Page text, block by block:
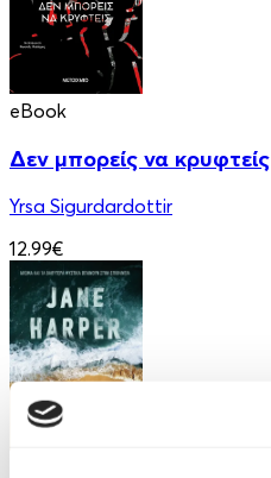
eBook
Δεν μπορείς να κρυφτείς
Yrsa Sigurdardottir
12.99€